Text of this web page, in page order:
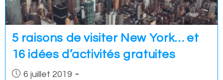
5 raisons de visiter New York… et
16 idées d’activités gratuites
Post6 juillet 2019